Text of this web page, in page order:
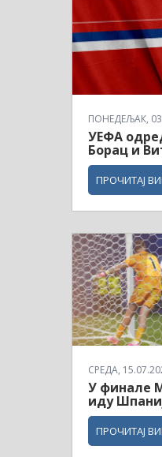
ПОНЕДЕЉАК,
УЕФА
Борац и
ПРОЧИТАЈ
СРЕДА,
У финале
иду
ПРОЧИТАЈ